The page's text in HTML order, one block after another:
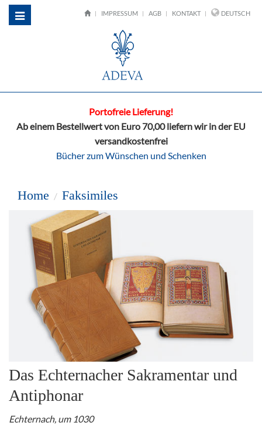
Toggle
IMPRESSUM AGB KONTAKT DEUTSCH
Portofreie Lieferung!
Ab einem Bestellwert von Euro 70,00 liefern wir in der EU
versandkostenfrei
Bücher zum Wünschen und Schenken
Home Faksimiles
Das Echternacher Sakramentar und
Antiphonar
Echternach, um 1030